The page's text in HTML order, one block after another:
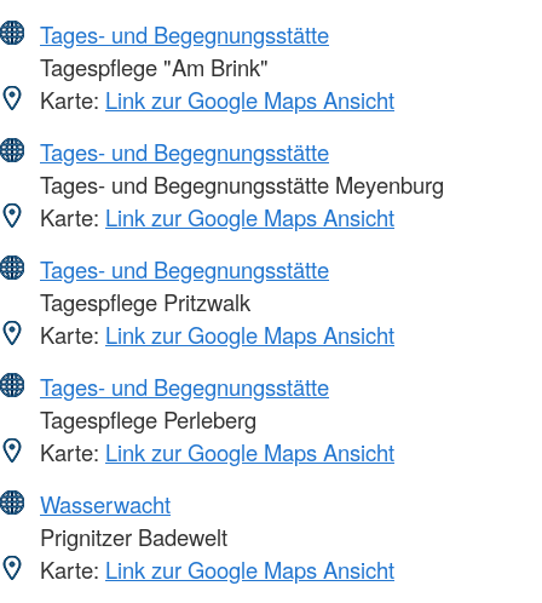
Tages- und Begegnungsstätte
Tagespflege "Am Brink"
Karte: Link zur Google Maps Ansicht
Tages- und Begegnungsstätte
Tages- und Begegnungsstätte Meyenburg
Karte: Link zur Google Maps Ansicht
Tages- und Begegnungsstätte
Tagespflege Pritzwalk
Karte: Link zur Google Maps Ansicht
Tages- und Begegnungsstätte
Tagespflege Perleberg
Karte: Link zur Google Maps Ansicht
Wasserwacht
Prignitzer Badewelt
Karte: Link zur Google Maps Ansicht